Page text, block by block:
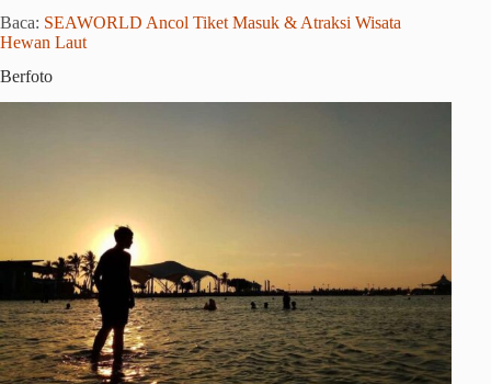
Baca: SEAWORLD Ancol Tiket Masuk & Atraksi Wisata
Hewan Laut
Berfoto